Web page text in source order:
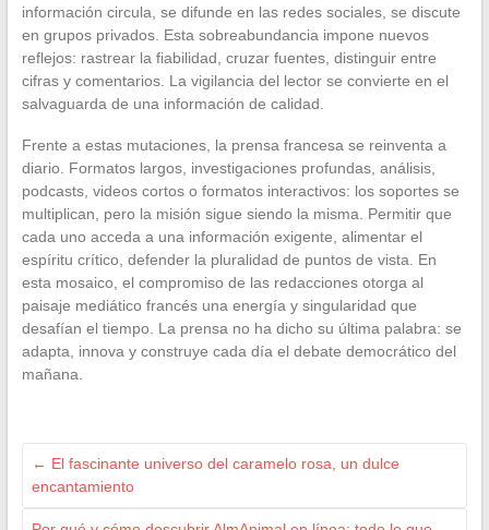
información circula, se difunde en las redes sociales, se discute
en grupos privados. Esta sobreabundancia impone nuevos
reflejos: rastrear la fiabilidad, cruzar fuentes, distinguir entre
cifras y comentarios. La vigilancia del lector se convierte en el
salvaguarda de una información de calidad.
Frente a estas mutaciones, la prensa francesa se reinventa a
diario. Formatos largos, investigaciones profundas, análisis,
podcasts, videos cortos o formatos interactivos: los soportes se
multiplican, pero la misión sigue siendo la misma. Permitir que
cada uno acceda a una información exigente, alimentar el
espíritu crítico, defender la pluralidad de puntos de vista. En
esta mosaico, el compromiso de las redacciones otorga al
paisaje mediático francés una energía y singularidad que
desafían el tiempo. La prensa no ha dicho su última palabra: se
adapta, innova y construye cada día el debate democrático del
mañana.
← El fascinante universo del caramelo rosa, un dulce
encantamiento